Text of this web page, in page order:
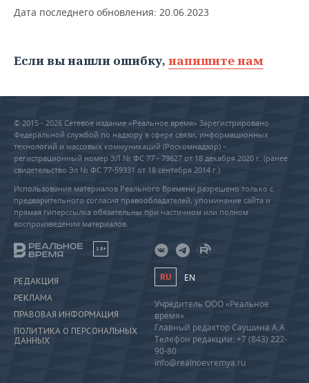
Дата последнего обновления: 20.06.2023
Если вы нашли ошибку, напишите нам
© 2015 - 2026 Сетевое издание «Реальное время» Зарегистрировано
Федеральной службой по надзору в сфере связи, информационных
технологий и массовых коммуникаций (Роскомнадзор) –
регистрационный номер ЭЛ № ФС 77 - 79627 от 18 декабря 2020 г. (ранее
свидетельство Эл № ФС 77-59331 от 18 сентября 2014 г.)
Использование материалов Реального Времени разрешено только с
предварительного согласия правообладателей, упоминание сайта и
прямая гиперссылка обязательны при частичном или полном
воспроизведении материалов.
18+
РЕДАКЦИЯ
РЕКЛАМА
ПРАВОВАЯ ИНФОРМАЦИЯ
ПОЛИТИКА О ПЕРСОНАЛЬНЫХ
ДАННЫХ
RU EN
Учредитель ООО «Реальное
время»
Главный редактор Саушина А.А.
Телефон редакции: +7 (843) 222-
90-80
info@realnoevremya.ru